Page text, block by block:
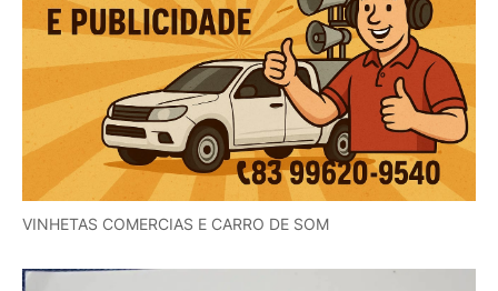
VINHETAS COMERCIAS E CARRO DE SOM